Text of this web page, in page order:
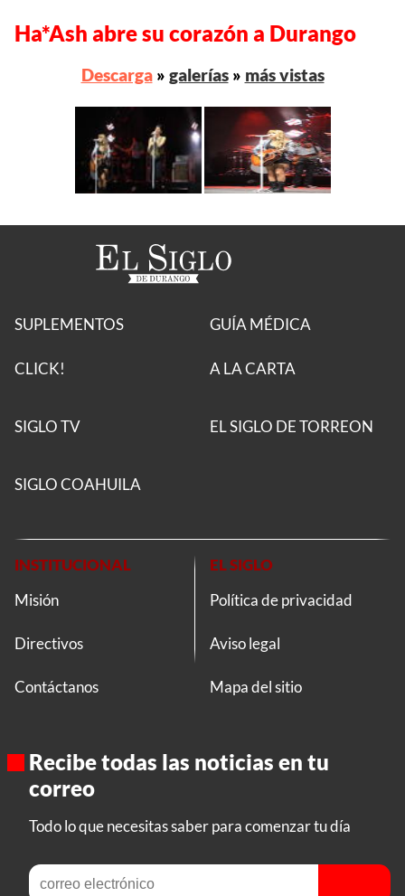
Ha*Ash abre su corazón a Durango
Descarga» galerías» más vistas
SUPLEMENTOS
CLICK!
GUÍA MÉDICA
A LA CARTA
SIGLO TV EL SIGLO DE TORREON
SIGLO COAHUILA
INSTITUCIONAL
Misión
Directivos
Contáctanos
EL SIGLO
Política de privacidad
Aviso legal
Mapa del sitio
Recibe todas las noticias en tu
correo
Todo lo que necesitas saber para comenzar tu día